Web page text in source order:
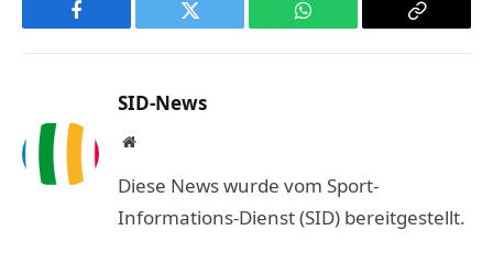
Facebook Twitter WhatsApp
Copy
SID-News
Website
Diese News wurde vom Sport-
Informations-Dienst (SID) bereitgestellt.